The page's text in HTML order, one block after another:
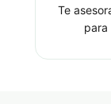
Te
para